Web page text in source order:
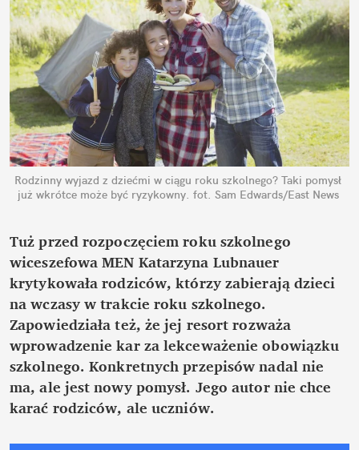
Rodzinny wyjazd z dziećmi w ciągu roku szkolnego? Taki pomysł
już wkrótce może być ryzykowny. fot. Sam Edwards/East News
Tuż przed rozpoczęciem roku szkolnego
wiceszefowa MEN Katarzyna Lubnauer
krytykowała rodziców, którzy zabierają dzieci
na wczasy w trakcie roku szkolnego.
Zapowiedziała też, że jej resort rozważa
wprowadzenie kar za lekceważenie obowiązku
szkolnego. Konkretnych przepisów nadal nie
ma, ale jest nowy pomysł. Jego autor nie chce
karać rodziców, ale uczniów.